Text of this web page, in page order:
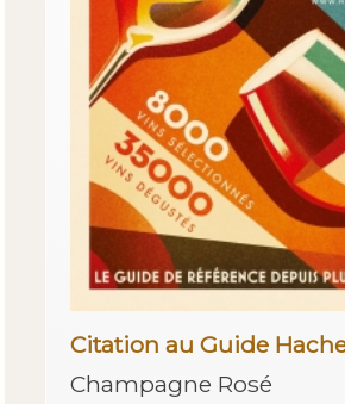
Citation au Guide
Champagne Rosé